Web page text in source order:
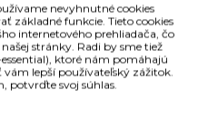
s pevnou konštrukciou
členením, ktoré
a prehľadnú
Priestor hlavnej
nevyhnutné cookies
základné funkcie. Tieto cookies
internetového prehliadača, čo
stránky. Radi by sme tiež
ktoré nám pomáhajú
lepší používateľský zážitok.
potvrďte svoj súhlas.